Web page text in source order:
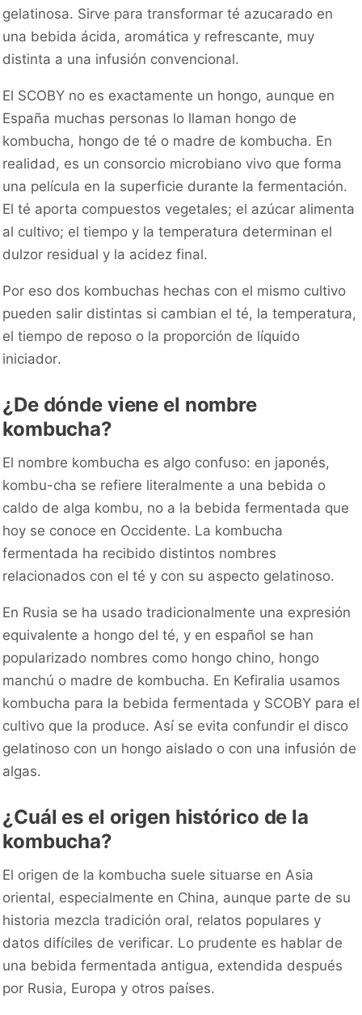
gelatinosa. Sirve para transformar té azucarado en
una bebida ácida, aromática y refrescante, muy
distinta a una infusión convencional.
El SCOBY no es exactamente un hongo, aunque en
España muchas personas lo llaman hongo de
kombucha, hongo de té o madre de kombucha. En
realidad, es un consorcio microbiano vivo que forma
una película en la superficie durante la fermentación.
El té aporta compuestos vegetales; el azúcar alimenta
al cultivo; el tiempo y la temperatura determinan el
dulzor residual y la acidez final.
Por eso dos kombuchas hechas con el mismo cultivo
pueden salir distintas si cambian el té, la temperatura,
el tiempo de reposo o la proporción de líquido
iniciador.
¿De dónde viene el nombre
kombucha?
El nombre kombucha es algo confuso: en japonés,
kombu-cha se refiere literalmente a una bebida o
caldo de alga kombu, no a la bebida fermentada que
hoy se conoce en Occidente. La kombucha
fermentada ha recibido distintos nombres
relacionados con el té y con su aspecto gelatinoso.
En Rusia se ha usado tradicionalmente una expresión
equivalente a hongo del té, y en español se han
popularizado nombres como hongo chino, hongo
manchú o madre de kombucha. En Kefiralia usamos
kombucha para la bebida fermentada y SCOBY para el
cultivo que la produce. Así se evita confundir el disco
gelatinoso con un hongo aislado o con una infusión de
algas.
¿Cuál es el origen histórico de la
kombucha?
El origen de la kombucha suele situarse en Asia
oriental, especialmente en China, aunque parte de su
historia mezcla tradición oral, relatos populares y
datos difíciles de verificar. Lo prudente es hablar de
una bebida fermentada antigua, extendida después
por Rusia, Europa y otros países.